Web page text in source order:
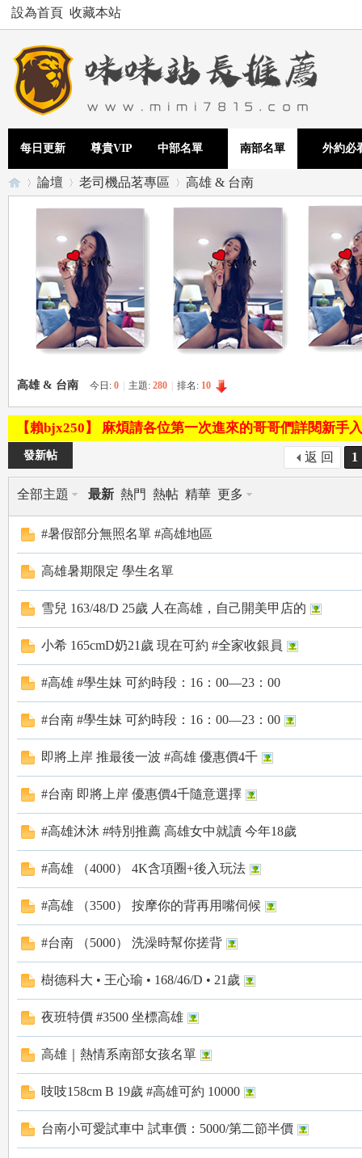
設為首頁 收藏本站
每日更新 尊貴VIP 中部名單 南部名單 外約必
le
論壇
›
老司機品茗專區 高雄 & 台南
高雄 & 台南 今日: 0 主題: 280 排名: 10
【賴bjx250】 麻煩請各位第一次進來的哥哥們詳閱新
1
返 回
發新帖
全部主題 最新 熱門 熱帖 精華 更多
#暑假部分無照名單 #高雄地區
高雄暑期限定 學生名單
雪兒 163/48/D 25歲 人在高雄，自己開美甲店的
小希 165cmD奶21歲 現在可約 #全家收銀員
#高雄 #學生妹 可約時段：16：00—23：00
#台南 #學生妹 可約時段：16：00—23：00
即將上岸 推最後一波 #高雄 優惠價4千
#台南 即將上岸 優惠價4千隨意選擇
#高雄沐沐 #特別推薦 高雄女中就讀 今年18歲
#高雄 （4000） 4K含項圈+後入玩法
#高雄 （3500） 按摩你的背再用嘴伺候
#台南 （5000） 洗澡時幫你搓背
樹德科大 • 王心瑜 • 168/46/D • 21歲
夜班特價 #3500 坐標高雄
高雄｜熱情系南部女孩名單
吱吱158cm B 19歲 #高雄可約 10000
台南小可愛試車中 試車價：5000/第二節半價